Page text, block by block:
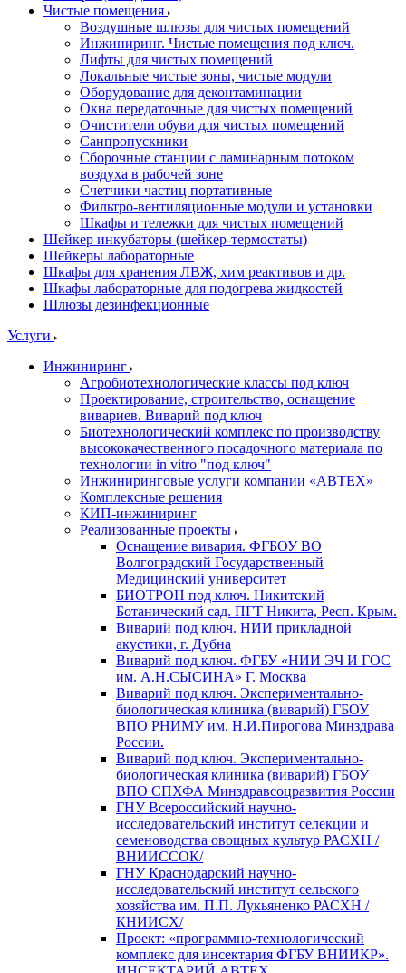
Чистые помещения
Воздушные шлюзы для чистых помещений
Инжиниринг. Чистые помещения под ключ.
Лифты для чистых помещений
Локальные чистые зоны, чистые модули
Оборудование для деконтаминации
Окна передаточные для чистых помещений
Очистители обуви для чистых помещений
Санпропускники
Сборочные станции с ламинарным потоком
воздуха в рабочей зоне
Счетчики частиц портативные
Фильтро-вентиляционные модули и установки
Шкафы и тележки для чистых помещений
Шейкер инкубаторы (шейкер-термостаты)
Шейкеры лабораторные
Шкафы для хранения ЛВЖ, хим реактивов и др.
Шкафы лабораторные для подогрева жидкостей
Шлюзы дезинфекционные
Услуги
Инжиниринг
Агробиотехнологические классы под ключ
Проектирование, строительство, оснащение
вивариев. Виварий под ключ
Биотехнологический комплекс по производству
высококачественного посадочного материала по
технологии in vitro "под ключ"
Инжиниринговые услуги компании «АВТЕХ»
Комплексные решения
КИП-инжиниринг
Реализованные проекты
Оснащение вивария. ФГБОУ ВО
Волгоградский Государственный
Медицинский университет
БИОТРОН под ключ. Никитский
Ботанический сад. ПГТ Никита, Респ. Крым.
Виварий под ключ. НИИ прикладной
акустики, г. Дубна
Виварий под ключ. ФГБУ «НИИ ЭЧ И ГОС
им. А.Н.СЫСИНА» Г. Москва
Виварий под ключ. Экспериментально-
биологическая клиника (виварий) ГБОУ
ВПО РНИМУ им. Н.И.Пирогова Минздрава
России.
Виварий под ключ. Экспериментально-
биологическая клиника (виварий) ГБОУ
ВПО СПХФА Минздравсоцразвития России
ГНУ Всероссийский научно-
исследовательский институт селекции и
семеноводства овощных культур РАСХН /
ВНИИССОК/
ГНУ Краснодарский научно-
исследовательский институт сельского
хозяйства им. П.П. Лукьяненко РАСХН /
КНИИСХ/
Проект: «программно-технологический
комплекс для инсектария ФГБУ ВНИИКР».